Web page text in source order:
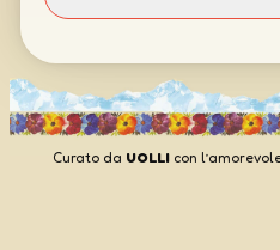
Curato da UOLLIcon